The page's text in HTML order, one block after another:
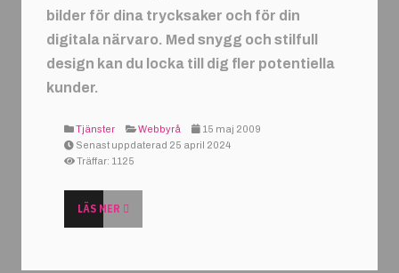
bilder för dina trycksaker och för din
digitala närvaro. Med snygg och stilfull
design kan du locka till dig fler potentiella
kunder.
Tjänster Webbyrå
15 maj 2009
Senast uppdaterad 25 april 2024
Träffar: 1125
LÄS MER